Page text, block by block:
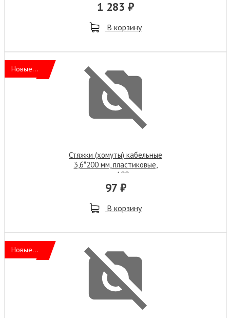
1 283 ₽
В корзину
Новые...
Стяжки (хомуты) кабельные
3,6*200 мм, пластиковые,
черные, 100 шт.
97 ₽
В корзину
Новые...